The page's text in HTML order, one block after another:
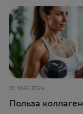
20 МАЯ 2024
Польза